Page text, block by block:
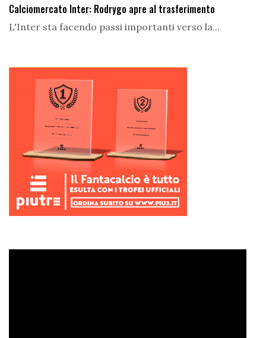
Calciomercato Inter: Rodrygo apre al trasferimento
L'Inter sta facendo passi importanti verso la...